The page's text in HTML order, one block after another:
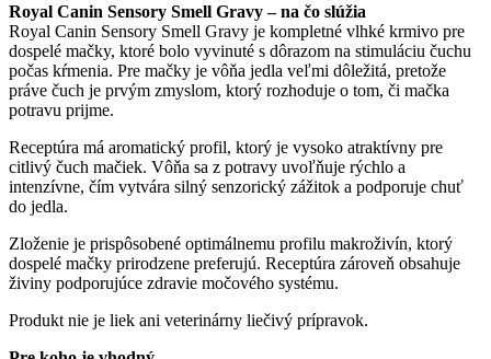
Royal Canin Sensory Smell Gravy – na čo slúžia
Royal Canin Sensory Smell Gravy je kompletné vlhké krmivo pre
dospelé mačky, ktoré bolo vyvinuté s dôrazom na stimuláciu čuchu
počas kŕmenia. Pre mačky je vôňa jedla veľmi dôležitá, pretože
práve čuch je prvým zmyslom, ktorý rozhoduje o tom, či mačka
potravu prijme.
Receptúra má aromatický profil, ktorý je vysoko atraktívny pre
citlivý čuch mačiek. Vôňa sa z potravy uvoľňuje rýchlo a
intenzívne, čím vytvára silný senzorický zážitok a podporuje chuť
do jedla.
Zloženie je prispôsobené optimálnemu profilu makroživín, ktorý
dospelé mačky prirodzene preferujú. Receptúra zároveň obsahuje
živiny podporujúce zdravie močového systému.
Produkt nie je liek ani veterinárny liečivý prípravok.